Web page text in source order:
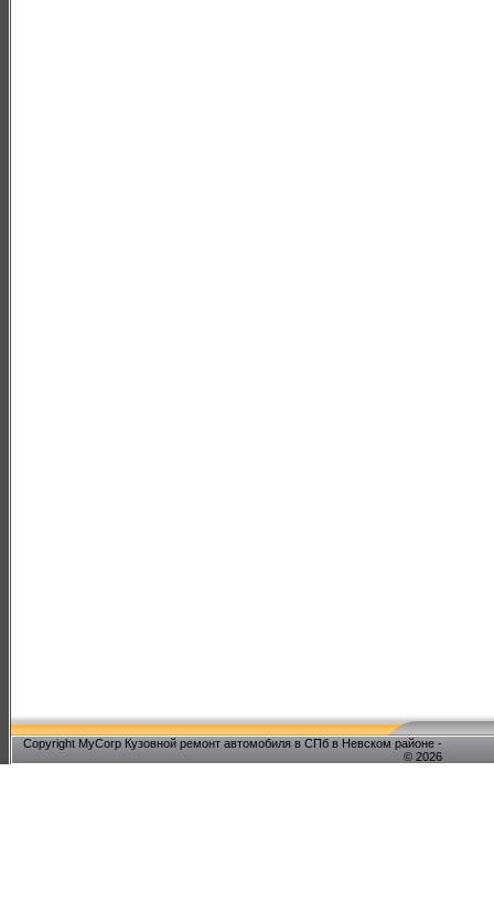
Copyright MyCorp Кузовной ремонт автомобиля в СПб в Невском районе -
© 2026